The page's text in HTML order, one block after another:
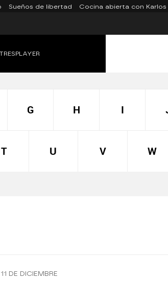
Sueños de libertad Cocina abierta con
G H I
T U V W
DE DICIEMBRE